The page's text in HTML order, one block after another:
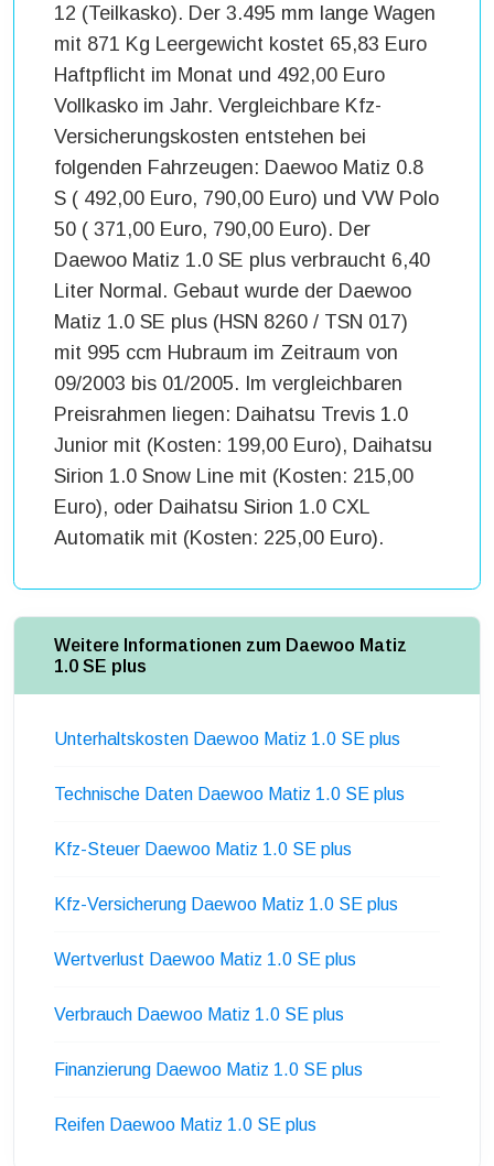
12 (Teilkasko). Der 3.495 mm lange Wagen
mit 871 Kg Leergewicht kostet 65,83 Euro
Haftpflicht im Monat und 492,00 Euro
Vollkasko im Jahr. Vergleichbare Kfz-
Versicherungskosten entstehen bei
folgenden Fahrzeugen: Daewoo Matiz 0.8
S ( 492,00 Euro, 790,00 Euro) und VW Polo
50 ( 371,00 Euro, 790,00 Euro). Der
Daewoo Matiz 1.0 SE plus verbraucht 6,40
Liter Normal. Gebaut wurde der Daewoo
Matiz 1.0 SE plus (HSN 8260 / TSN 017)
mit 995 ccm Hubraum im Zeitraum von
09/2003 bis 01/2005. Im vergleichbaren
Preisrahmen liegen: Daihatsu Trevis 1.0
Junior mit (Kosten: 199,00 Euro), Daihatsu
Sirion 1.0 Snow Line mit (Kosten: 215,00
Euro), oder Daihatsu Sirion 1.0 CXL
Automatik mit (Kosten: 225,00 Euro).
Weitere Informationen zum Daewoo Matiz
1.0 SE plus
Unterhaltskosten Daewoo Matiz 1.0 SE plus
Technische Daten Daewoo Matiz 1.0 SE plus
Kfz-Steuer Daewoo Matiz 1.0 SE plus
Kfz-Versicherung Daewoo Matiz 1.0 SE plus
Wertverlust Daewoo Matiz 1.0 SE plus
Verbrauch Daewoo Matiz 1.0 SE plus
Finanzierung Daewoo Matiz 1.0 SE plus
Reifen Daewoo Matiz 1.0 SE plus